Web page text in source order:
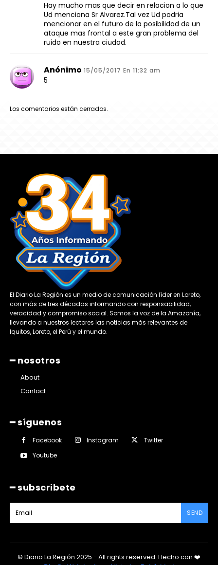
Hay mucho mas que decir en relacion a lo que
Ud menciona Sr Alvarez.Tal vez Ud podria
mencionar en el futuro de la posibilidad de un
ataque mas frontal a este gran problema del
ruido en nuestra ciudad.
Anónimo 15/05/2017 En 11:32 am
5
Los comentarios están cerrados.
El Diario La Región es un medio de comunicación líder en Loreto,
con más de tres décadas informando con responsabilidad,
veracidad y compromiso social. Somos la voz de la Amazonía,
llevando a nuestros lectores las noticias más relevantes de
Iquitos, Loreto, el Perú y el mundo.
━ nosotros
About
Contact
━ síguenos
Facebook Instagram
Twitter
Youtube
━ subscribete
SEND
© Diario La Región 2025 - All rights reserved. Hecho con ❤️